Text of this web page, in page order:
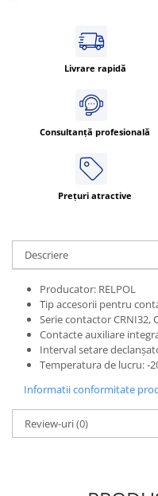
Senzori de presiune
Senzori distanta
Senzori fotoelectrici
Senzori inductivi
Senzori magnetici-rezistivi
Senzori ultrasonici
Lampi EXIT Ex
Control si comutatie
Surse de alimentare
MINI-PS
Modul Buffer
Module DC-UPC
Module redundanta
QUINT-PS
Seria Chrome
Seria CliQ II
Seria Dimensions
Livrare rapidă
Consultanță profesională
Prețuri atractive
Descriere
Producator: RELPOL
Tip accesorii pentru
Serie contactor CRNI32,
Contacte auxiliare
Interval setare
Temperatura de lucru: -
Informatii conformitate
Review-uri(0)